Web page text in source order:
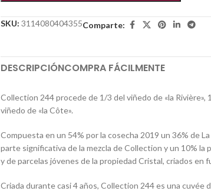
SKU: 3114080404355Comparte:
DESCRIPCIÓNCOMPRA FÁCILMENTE
Collection 244 procede de 1/3 del viñedo de «la Rivière»,
viñedo de «la Côte».
Compuesta en un 54% por la cosecha 2019 un 36% de
parte significativa de la mezcla de Collection y un 10% la
y de parcelas jóvenes de la propiedad Cristal, criados en
Criada durante casi 4 años, Collection 244 es una cuvée